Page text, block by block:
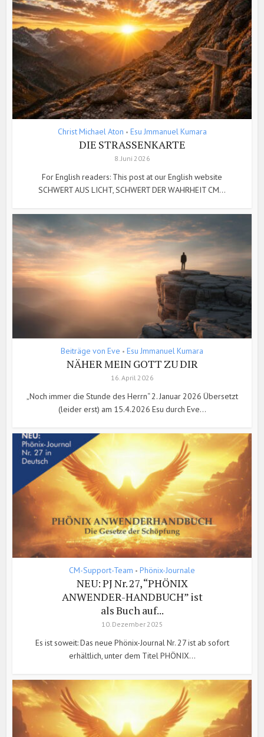
Christ Michael Aton • Esu Jmmanuel Kumara
DIE STRASSENKARTE
8. Juni 2026
For English readers: This post at our English website
SCHWERT AUS LICHT, SCHWERT DER WAHRHEIT CM...
Beiträge von Eve • Esu Jmmanuel Kumara
NÄHER MEIN GOTT ZU DIR
16. April 2026
„Noch immer die Stunde des Herrn“ 2. Januar 2026 Übersetzt
(leider erst) am 15.4.2026 Esu durch Eve...
CM-Support-Team • Phönix-Journale
NEU: PJ Nr. 27, “PHÖNIX
ANWENDER-HANDBUCH” ist
als Buch auf...
10. Dezember 2025
Es ist soweit: Das neue Phönix-Journal Nr. 27 ist ab sofort
erhältlich, unter dem Titel PHÖNIX...